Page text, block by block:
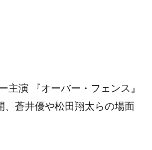
主演 『オーバー・フェンス』
、蒼井優や松田翔太らの場面